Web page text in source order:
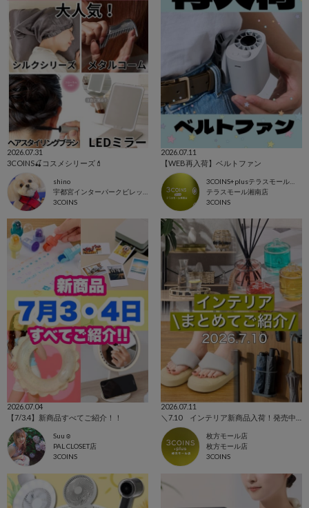
2026.07.31
3COINS🍒コスメシリーズ💄
shino
3COINS
2026.07.11
【WEB再入荷】ベルトファン
テラスモール湘南店
3COINS
2026.07.04
【7/3.4】新商品すべてご紹介！！
Suu☺︎
PAL CLOSET店
3COINS
2026.07.11
枚方モール店
枚方モール店
3COINS